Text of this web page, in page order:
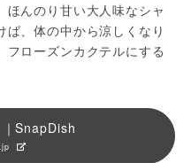
ほんのり甘い大人味なシャ
、体の中から涼しくなり
フローズンカクテルにする
SnapDish